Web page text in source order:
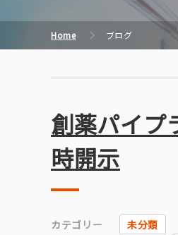
Home ブログ
創薬パイプ
時開示
カテゴリー
未分類